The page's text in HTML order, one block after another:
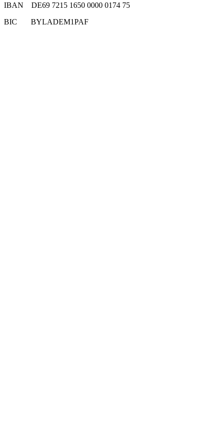
IBAN DE69 7215 1650 0000 0174 75
BIC BYLADEM1PAF